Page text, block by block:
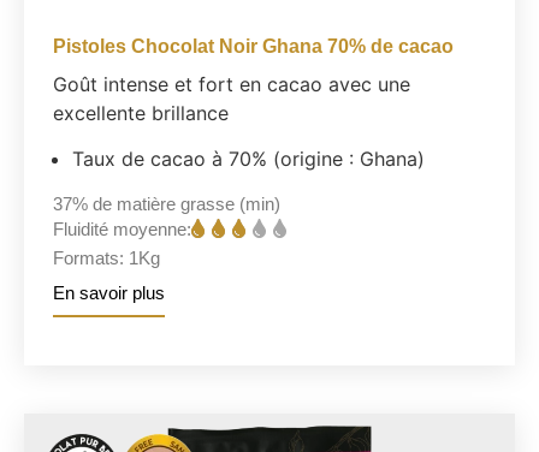
Pistoles Chocolat Noir Ghana 70% de cacao
Goût intense et fort en cacao avec une
excellente brillance
Taux de cacao à 70% (origine : Ghana)
37% de matière grasse (min)
Fluidité moyenne:
Formats: 1Kg
En savoir plus